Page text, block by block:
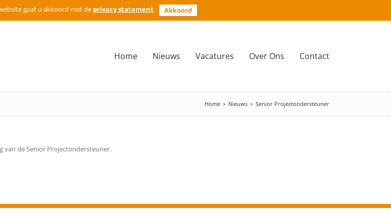
gaat u akkoord met de privacy statement.
Akkoord
Home Nieuws Vacatures Over Ons Contact
Home > Nieuws > Senior Projectondersteuner
van de Senior Projectondersteuner.